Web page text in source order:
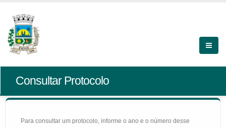
Consultar Protocolo
Para consultar um protocolo, informe o ano e o número desse